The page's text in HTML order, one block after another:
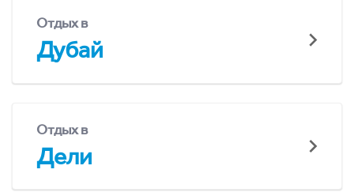
Отдых в
Дубай
Отдых в
Дели